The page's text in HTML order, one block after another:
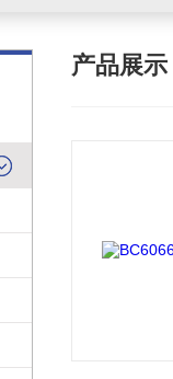
产品展示